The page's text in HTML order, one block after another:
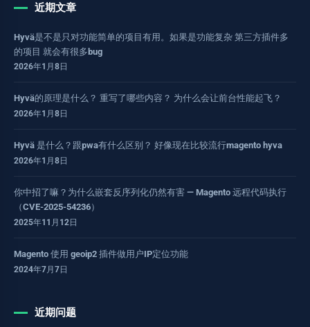
近期文章
Hyvä是不是只对功能简单的项目有用。如果是功能复杂 第三方插件多
的项目 就会有很多bug
2026年1月8日
Hyvä的原理是什么？ 重写了哪些内容？ 为什么会让前台性能起飞？
2026年1月8日
Hyvä 是什么？跟pwa有什么区别？ 好像现在比较流行magento hyva
2026年1月8日
你中招了嘛？为什么嵌套反序列化仍然有害 — Magento 远程代码执行
（CVE-2025-54236）
2025年11月12日
Magento 使用 geoip2 插件做用户IP定位功能
2024年7月7日
近期问题